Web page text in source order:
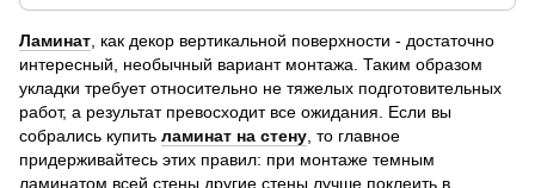
Ламинат , как декор вертикальной поверхности - достаточно
интересный, необычный вариант монтажа. Таким образом
укладки требует относительно не тяжелых подготовительных
работ, а результат превосходит все ожидания. Если вы
собрались купить ламинат на стену , то главное
придерживайтесь этих правил: при монтаже темным
ламинатом всей стены другие стены лучше поклеить в